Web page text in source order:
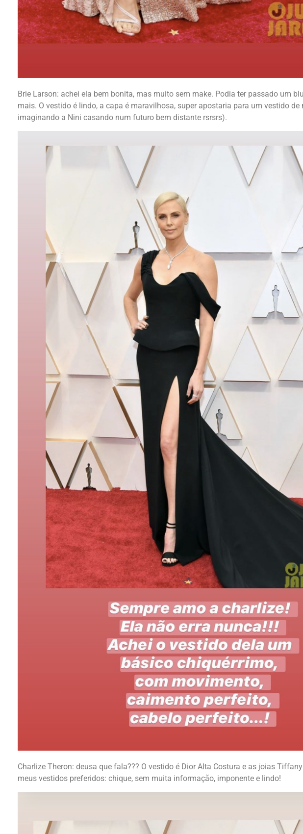
Brie Larson: achei ela bem bonita, mas muito sem make. Podia ter passado um
mais. O vestido é lindo, a capa é maravilhosa, super apostaria para um vestido de
imaginando a Nini casando num futuro bem distante rsrsrs).
Charlize Theron: deusa que fala??? O vestido é Dior Alta Costura e as joias
meus vestidos preferidos: chique, sem muita informação, imponente e lindo!